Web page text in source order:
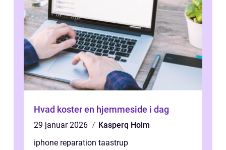
Hvad koster en hjemmeside i dag
29 januar 2026
Kasperq Holm
iphone reparation taastrup